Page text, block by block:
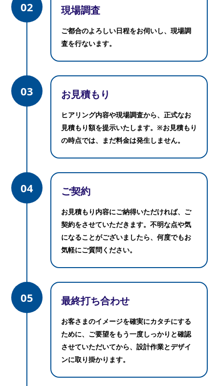
02 現場調査
ご都合のよろしい日程をお伺いし、現場調
査を行ないます。
03 お見積もり
ヒアリング内容や現場調査から、正式なお
見積もり額を提示いたします。 ※お見積もり
の時点では、まだ料金は発生しません。
04 ご契約
お見積もり内容にご納得いただければ、ご
契約をさせていただきます。 不明な点や気
になることがございましたら、何度でもお
気軽にご質問ください。
05 最終打ち合わせ
お客さまのイメージを確実にカタチにする
ために、ご要望をもう一度しっかりと確認
させていただいてから、設計作業とデザイ
ンに取り掛かります。